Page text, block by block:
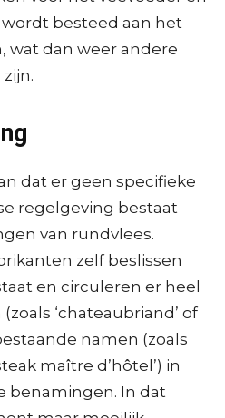
besteed aan het
wat dan weer andere
dat er geen specifieke
regelgeving bestaat
van rundvlees.
zelf beslissen
en circuleren er heel
‘chateaubriand’ of
namen (zoals
maître d’hôtel’) in
benamingen. In dat